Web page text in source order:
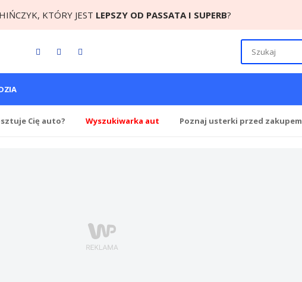
KTÓRY JEST LEPSZY OD PASSATA I SUPERB?
Cię auto? Wyszukiwarka aut Poznaj usterki przed zakupem